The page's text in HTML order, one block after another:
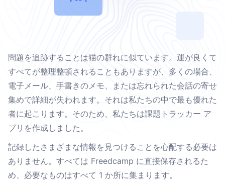
問題を追跡することは猫の群れに似ています。運が良くて
すべてが整理整頓されることもありますが、多くの場合、
電子メール、手書きのメモ、または忘れられた会話の寄せ
集めで詳細が失われます。それは私たちの中で最も優れた
者に起こります。そのため、私たちは課題トラッカー ア
プリを作成しました。
記録したさまざまな情報を見つけることを心配する必要は
ありません。すべては Freedcamp に直接保存されるた
め、必要なものはすべて 1 か所に集まります。